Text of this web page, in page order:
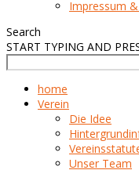
Impressum
Search
START TYPING AND
home
Verein
Die Idee
Unser Team